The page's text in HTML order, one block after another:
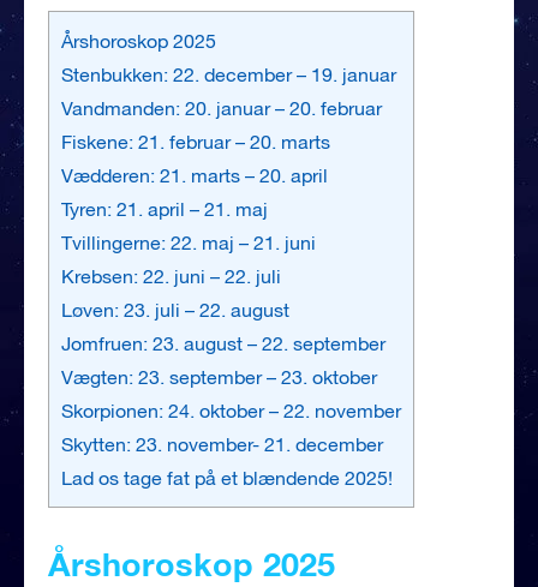
Årshoroskop 2025
Stenbukken: 22. december – 19. januar
Vandmanden: 20. januar – 20. februar
Fiskene: 21. februar – 20. marts
Vædderen: 21. marts – 20. april
Tyren: 21. april – 21. maj
Tvillingerne: 22. maj – 21. juni
Krebsen: 22. juni – 22. juli
Løven: 23. juli – 22. august
Jomfruen: 23. august – 22. september
Vægten: 23. september – 23. oktober
Skorpionen: 24. oktober – 22. november
Skytten: 23. november- 21. december
Lad os tage fat på et blændende 2025!
Årshoroskop 2025